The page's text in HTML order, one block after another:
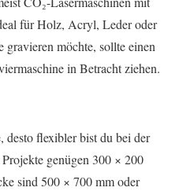
für Holz, Acryl, Leder oder
möchte, sollte einen
in Betracht ziehen.
desto flexibler bist du bei der
genügen 300 × 200
sind 500 × 700 mm oder